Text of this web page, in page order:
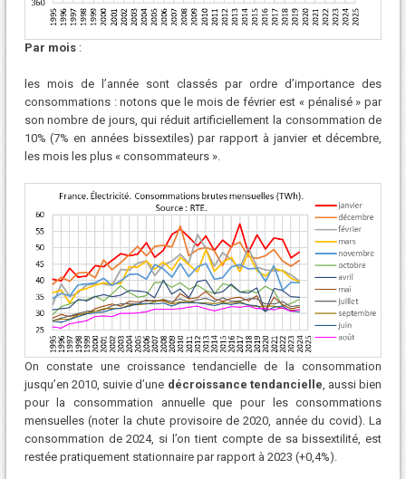
Par mois:
les mois de l’année sont classés par ordre d’importance des
consommations : notons que le mois de février est « pénalisé » par
son nombre de jours, qui réduit artificiellement la consommation de
10% (7% en années bissextiles) par rapport à janvier et décembre,
les mois les plus « consommateurs ».
On constate une croissance tendancielle de la consommation
jusqu’en 2010, suivie d’une décroissance tendancielle, aussi bien
pour la consommation annuelle que pour les consommations
mensuelles (noter la chute provisoire de 2020, année du covid). La
consommation de 2024, si l’on tient compte de sa bissextilité, est
restée pratiquement stationnaire par rapport à 2023 (+0,4%).